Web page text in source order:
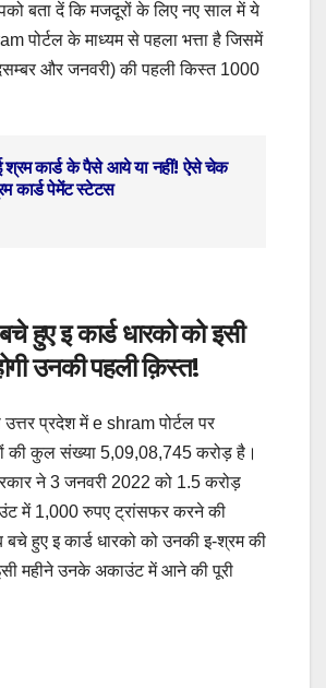
बता दें कि मजदूरों के लिए नए साल में ये
पोर्टल के माध्यम से पहला भत्ता है जिसमें
और जनवरी) की पहली किस्त 1000
श्रम कार्ड के पैसे आये या नहीं! ऐसे चेक
कार्ड पेमेंट स्टेटस
हुए इ कार्ड धारको को इसी
उनकी पहली क़िस्त!
प्रदेश में e shram पोर्टल पर
की कुल संख्या 5,09,08,745 करोड़ है।
ने 3 जनवरी 2022 को 1.5 करोड़
में 1,000 रुपए ट्रांसफर करने की
हुए इ कार्ड धारको को उनकी इ-श्रम की
महीने उनके अकाउंट में आने की पूरी